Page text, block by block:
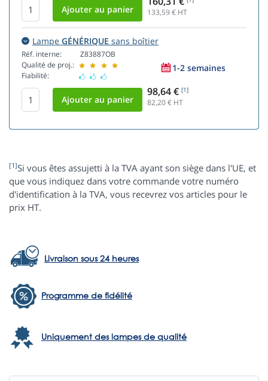
133,59€ HT
Lampe GÉNÉRIQUE sans boîtier
Réf. interne:
Qualité de proj.:
Fiabilité:
Z83887OB
1-2 semaines
98,64 € [1]
82,20€ HT
[1]Si vous êtes assujetti à la TVA ayant son siège dans l'UE, et
que vous indiquez dans votre commande votre numéro
d'identification à la TVA, vous recevrez vos articles pour le
prix HT.
Livraison sous 24 heures
Programme de fidélité
Uniquement des lampes de qualité